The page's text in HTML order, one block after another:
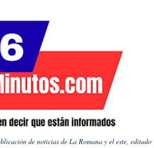
de noticias de La Romana y el este, editado